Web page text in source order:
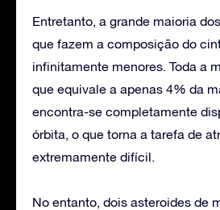
Entretanto, a grande maioria
que fazem a composição do
infinitamente menores. Toda a
que equivale a apenas 4% da
encontra-se completamente
órbita, o que torna a tarefa de
extremamente difícil.
No entanto, dois asteroides de